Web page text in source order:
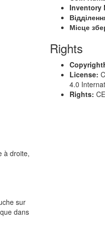
à droite,
sur
dans
Inventory
Місце
Rights
License:
4.0
Rights: